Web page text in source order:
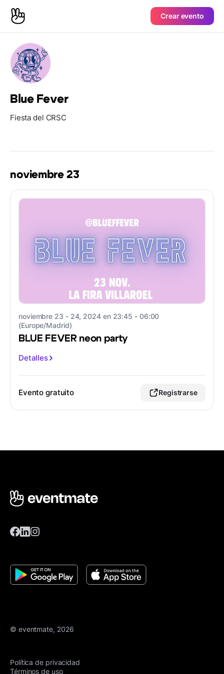
Crear evento
Blue Fever
Fiesta del CRSC
noviembre 23
noviembre 23 - 24, 2024 en 23:45 - 06:00
(Europe/Madrid)
BLUE FEVER neon party
Detalles
Evento gratuito Registrarse
© eventmate, 2026
Política de privacidad
Términos de uso